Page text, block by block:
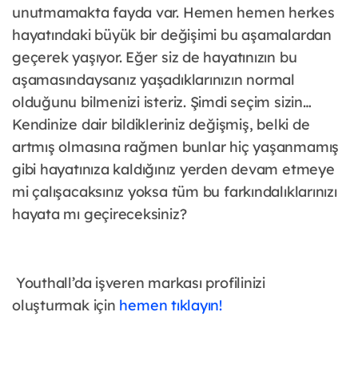
unutmamakta fayda var. Hemen hemen herkes
hayatındaki büyük bir değişimi bu aşamalardan
geçerek yaşıyor. Eğer siz de hayatınızın bu
aşamasındaysanız yaşadıklarınızın normal
olduğunu bilmenizi isteriz. Şimdi seçim sizin…
Kendinize dair bildikleriniz değişmiş, belki de
artmış olmasına rağmen bunlar hiç yaşanmamış
gibi hayatınıza kaldığınız yerden devam etmeye
mi çalışacaksınız yoksa tüm bu farkındalıklarınızı
hayata mı geçireceksiniz?
Youthall’da işveren markası profilinizi
oluşturmak için hemen tıklayın!